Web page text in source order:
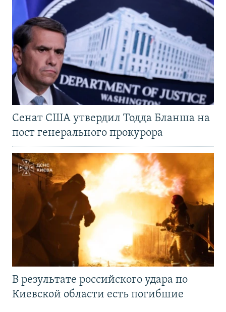
Сенат США утвердил Тодда Бланша на
пост генерального прокурора
В результате российского удара по
Киевской области есть погибшие